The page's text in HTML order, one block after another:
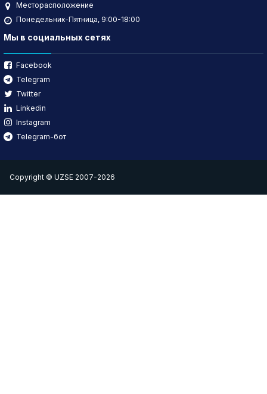
Месторасположение
Понедельник-Пятница, 9:00-18:00
Мы в социальных сетях
Facebook
Telegram
Twitter
Linkedin
Instagram
Telegram-бот
Copyright © UZSE 2007-2026